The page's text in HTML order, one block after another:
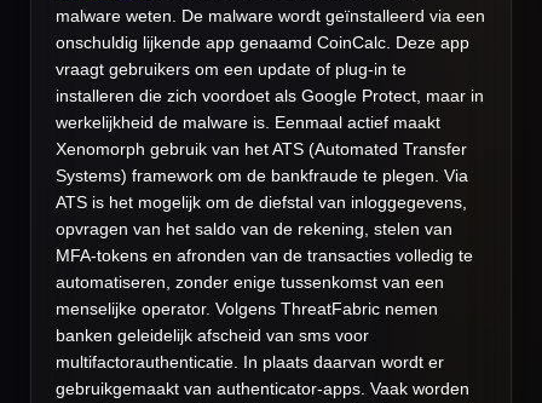
malware weten. De malware wordt geïnstalleerd via een
onschuldig lijkende app genaamd CoinCalc. Deze app
vraagt gebruikers om een update of plug-in te
installeren die zich voordoet als Google Protect, maar in
werkelijkheid de malware is. Eenmaal actief maakt
Xenomorph gebruik van het ATS (Automated Transfer
Systems) framework om de bankfraude te plegen. Via
ATS is het mogelijk om de diefstal van inloggegevens,
opvragen van het saldo van de rekening, stelen van
MFA-tokens en afronden van de transacties volledig te
automatiseren, zonder enige tussenkomst van een
menselijke operator. Volgens ThreatFabric nemen
banken geleidelijk afscheid van sms voor
multifactorauthenticatie. In plaats daarvan wordt er
gebruikgemaakt van authenticator-apps. Vaak worden